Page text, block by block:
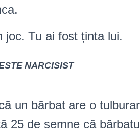
joc. Tu ai fost ținta lui.
NARCISIST
un bărbat are o
25 de semne că